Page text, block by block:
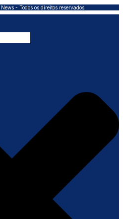
- Todos os direitos reservados